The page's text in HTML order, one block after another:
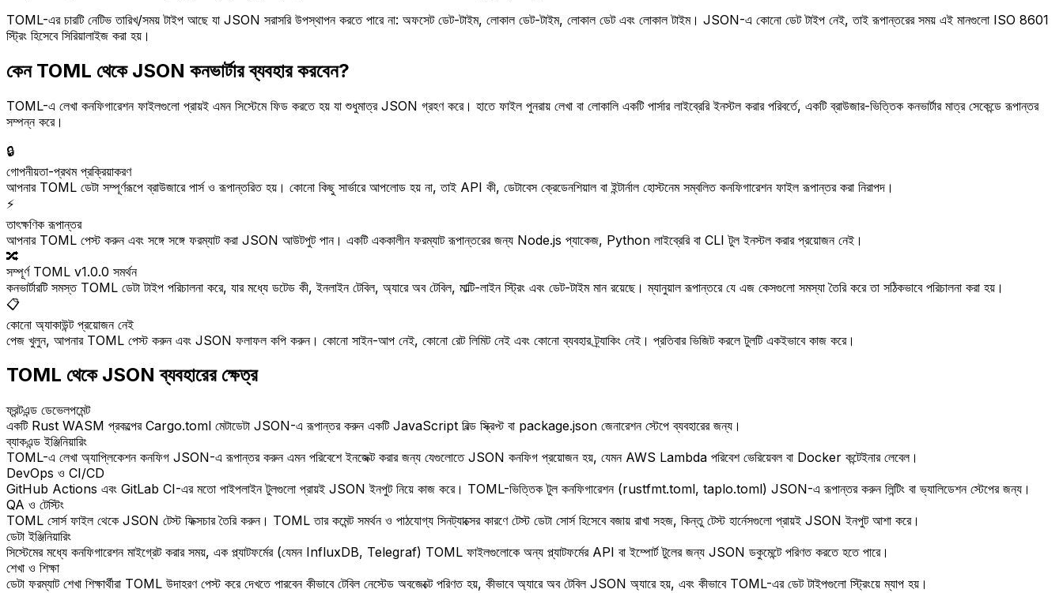
TOML-এর চারটি নেটিভ তারিখ/সময় টাইপ আছে যা JSON সরাসরি উপস্থাপন করতে পারে না: অফসেট ডেট-টাইম, লোকাল ডেট-টাইম, লোকাল ডেট এবং লোকাল টাইম। JSON-এ কোনো ডেট টাইপ নেই, তাই রূপান্তরের সময় এই মানগুলো ISO 8601
স্ট্রিং হিসেবে সিরিয়ালাইজ করা হয়।
কেন TOML থেকে JSON কনভার্টার ব্যবহার করবেন?
TOML-এ লেখা কনফিগারেশন ফাইলগুলো প্রায়ই এমন সিস্টেমে ফিড করতে হয় যা শুধুমাত্র JSON গ্রহণ করে। হাতে ফাইল পুনরায় লেখা বা লোকালি একটি পার্সার লাইব্রেরি ইনস্টল করার পরিবর্তে, একটি ব্রাউজার-ভিত্তিক কনভার্টার মাত্র সেকেন্ডে রূপান্তর
সম্পন্ন করে।
🔒
গোপনীয়তা-প্রথম প্রক্রিয়াকরণ
আপনার TOML ডেটা সম্পূর্ণরূপে ব্রাউজারে পার্স ও রূপান্তরিত হয়। কোনো কিছু সার্ভারে আপলোড হয় না, তাই API কী, ডেটাবেস ক্রেডেনশিয়াল বা ইন্টার্নাল হোস্টনেম সম্বলিত কনফিগারেশন ফাইল রূপান্তর করা নিরাপদ।
⚡
তাৎক্ষণিক রূপান্তর
আপনার TOML পেস্ট করুন এবং সঙ্গে সঙ্গে ফরম্যাট করা JSON আউটপুট পান। একটি এককালীন ফরম্যাট রূপান্তরের জন্য Node.js প্যাকেজ, Python লাইব্রেরি বা CLI টুল ইনস্টল করার প্রয়োজন নেই।
🔀
সম্পূর্ণ TOML v1.0.0 সমর্থন
কনভার্টারটি সমস্ত TOML ডেটা টাইপ পরিচালনা করে, যার মধ্যে ডটেড কী, ইনলাইন টেবিল, অ্যারে অব টেবিল, মাল্টি-লাইন স্ট্রিং এবং ডেট-টাইম মান রয়েছে। ম্যানুয়াল রূপান্তরে যে এজ কেসগুলো সমস্যা তৈরি করে তা সঠিকভাবে পরিচালনা করা হয়।
📋
কোনো অ্যাকাউন্ট প্রয়োজন নেই
পেজ খুলুন, আপনার TOML পেস্ট করুন এবং JSON ফলাফল কপি করুন। কোনো সাইন-আপ নেই, কোনো রেট লিমিট নেই এবং কোনো ব্যবহার ট্র্যাকিং নেই। প্রতিবার ভিজিট করলে টুলটি একইভাবে কাজ করে।
TOML থেকে JSON ব্যবহারের ক্ষেত্র
ফ্রন্টএন্ড ডেভেলপমেন্ট
একটি Rust WASM প্রকল্পের Cargo.toml মেটাডেটা JSON-এ রূপান্তর করুন একটি JavaScript বিল্ড স্ক্রিপ্ট বা package.json জেনারেশন স্টেপে ব্যবহারের জন্য।
ব্যাকএন্ড ইঞ্জিনিয়ারিং
TOML-এ লেখা অ্যাপ্লিকেশন কনফিগ JSON-এ রূপান্তর করুন এমন পরিবেশে ইনজেক্ট করার জন্য যেগুলোতে JSON কনফিগ প্রয়োজন হয়, যেমন AWS Lambda পরিবেশ ভেরিয়েবল বা Docker কন্টেইনার লেবেল।
DevOps ও CI/CD
GitHub Actions এবং GitLab CI-এর মতো পাইপলাইন টুলগুলো প্রায়ই JSON ইনপুট নিয়ে কাজ করে। TOML-ভিত্তিক টুল কনফিগারেশন (rustfmt.toml, taplo.toml) JSON-এ রূপান্তর করুন লিন্টিং বা ভ্যালিডেশন স্টেপের জন্য।
QA ও টেস্টিং
TOML সোর্স ফাইল থেকে JSON টেস্ট ফিক্সচার তৈরি করুন। TOML তার কমেন্ট সমর্থন ও পাঠযোগ্য সিনট্যাক্সের কারণে টেস্ট ডেটা সোর্স হিসেবে বজায় রাখা সহজ, কিন্তু টেস্ট হার্নেসগুলো প্রায়ই JSON ইনপুট আশা করে।
ডেটা ইঞ্জিনিয়ারিং
সিস্টেমের মধ্যে কনফিগারেশন মাইগ্রেট করার সময়, এক প্ল্যাটফর্মের (যেমন InfluxDB, Telegraf) TOML ফাইলগুলোকে অন্য প্ল্যাটফর্মের API বা ইম্পোর্ট টুলের জন্য JSON ডকুমেন্টে পরিণত করতে হতে পারে।
শেখা ও শিক্ষা
ডেটা ফরম্যাট শেখা শিক্ষার্থীরা TOML উদাহরণ পেস্ট করে দেখতে পারবেন কীভাবে টেবিল নেস্টেড অবজেক্টে পরিণত হয়, কীভাবে অ্যারে অব টেবিল JSON অ্যারে হয়, এবং কীভাবে TOML-এর ডেট টাইপগুলো স্ট্রিংয়ে ম্যাপ হয়।